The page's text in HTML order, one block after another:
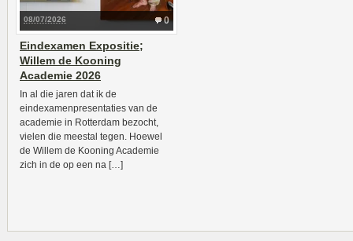
0
08/07/2026
Eindexamen Expositie;
Willem de Kooning
Academie 2026
In al die jaren dat ik de
eindexamenpresentaties van de
academie in Rotterdam bezocht,
vielen die meestal tegen. Hoewel
de Willem de Kooning Academie
zich in de op een na […]